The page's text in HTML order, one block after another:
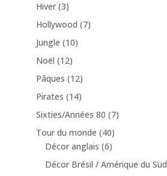
Hiver (3)
Hollywood (7)
Jungle (10)
Noël (12)
Pâques (12)
Pirates (14)
Sixties/Années 80 (7)
Tour du monde (40)
Décor anglais (6)
Décor Brésil / Amérique du Sud